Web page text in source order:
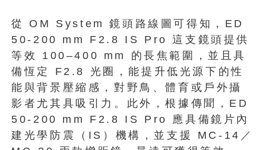
從 OM System 鏡頭路線圖可得知，ED
50-200 mm F2.8 IS Pro 這支鏡頭提供
等效 100–400 mm 的長焦範圍，並且具
備恆定 F2.8 光圈，能提升低光源下的性
能與背景壓縮感，對野鳥、體育或戶外攝
影者尤其具吸引力。此外，根據傳聞，ED
50-200 mm F2.8 IS Pro 應具備鏡片內
建光學防震（IS）機構，並支援 MC-14／